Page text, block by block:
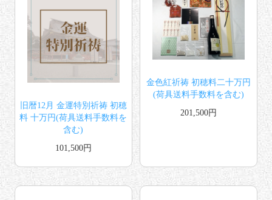
旧暦12月 金運特別祈祷 初穂
料 十万円(荷具送料手数料を
含む)
101,500円
金色紅祈祷 初穂料二十万円
(荷具送料手数料を含む)
201,500円